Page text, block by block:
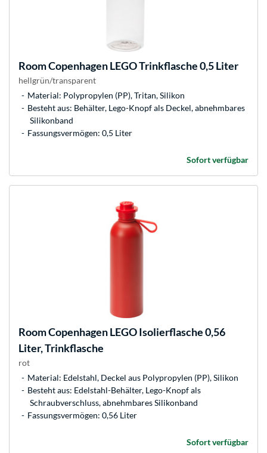
Room CopenhagenLEGO Trinkflasche 0,5 Liter
hellgrün/transparent
Material: Polypropylen (PP), Tritan, Silikon
Besteht aus: Behälter, Lego-Knopf als Deckel, abnehmbares
Silikonband
Fassungsvermögen: 0,5 Liter
Sofort verfügbar
Room CopenhagenLEGO Isolierflasche 0,56
Liter, Trinkflasche
rot
Material: Edelstahl, Deckel aus Polypropylen (PP), Silikon
Besteht aus: Edelstahl-Behälter, Lego-Knopf als
Schraubverschluss, abnehmbares Silikonband
Fassungsvermögen: 0,56 Liter
Sofort verfügbar